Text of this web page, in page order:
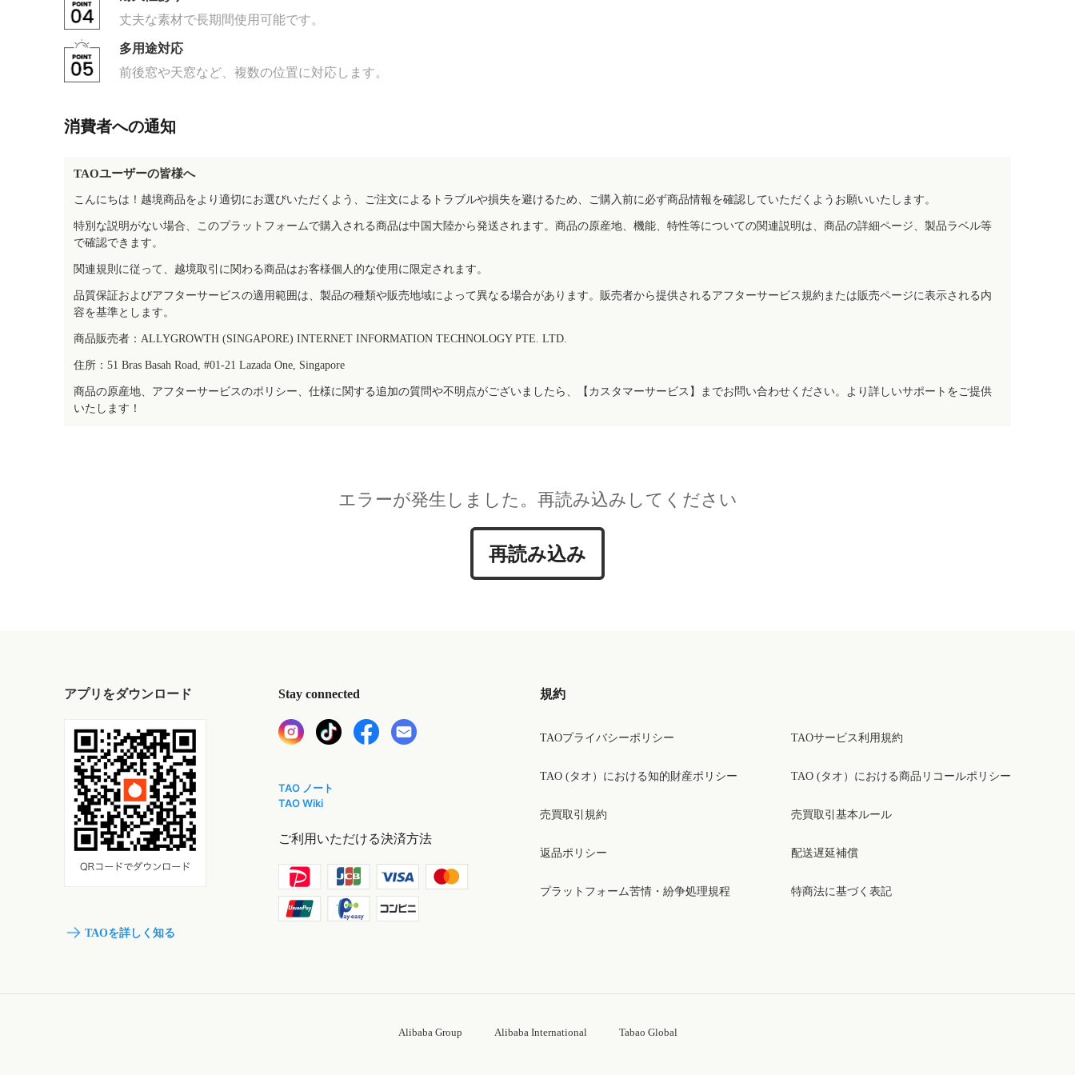
丈夫な素材で長期間使用可能です。
多用途対応
前後窓や天窓など、複数の位置に対応します。
消費者への通知
TAOユーザーの皆様へ
こんにちは！越境商品をより適切にお選びいただくよう、ご注文によるトラブルや損失を避けるため、ご購入前に必ず商品情報を確認していただくようお願いいたします。
特別な説明がない場合、このプラットフォームで購入される商品は中国大陸から発送されます。商品の原産地、機能、特性等についての関連説明は、商品の詳細ページ、製品ラベル等
で確認できます。
関連規則に従って、越境取引に関わる商品はお客様個人的な使用に限定されます。
品質保証およびアフターサービスの適用範囲は、製品の種類や販売地域によって異なる場合があります。販売者から提供されるアフターサービス規約または販売ページに表示される内
容を基準とします。
商品販売者：ALLYGROWTH (SINGAPORE) INTERNET INFORMATION TECHNOLOGY PTE. LTD.
住所：51 Bras Basah Road, #01-21 Lazada One, Singapore
商品の原産地、アフターサービスのポリシー、仕様に関する追加の質問や不明点がございましたら、【カスタマーサービス】までお問い合わせください。より詳しいサポートをご提供
いたします！
エラーが発生しました。再読み込みしてください
再読み込み
アプリをダウンロード
TAOを詳しく知る
Stay connected
TAO ノート
TAO Wiki
ご利用いただける決済方法
規約
TAOプライバシーポリシー
TAO (タオ）における知的財産ポリシー
売買取引規約
返品ポリシー
プラットフォーム苦情・紛争処理規程
TAOサービス利用規約
TAO (タオ）における商品リコールポリシー
売買取引基本ルール
配送遅延補償
特商法に基づく表記
Alibaba Group Alibaba International Tabao Global